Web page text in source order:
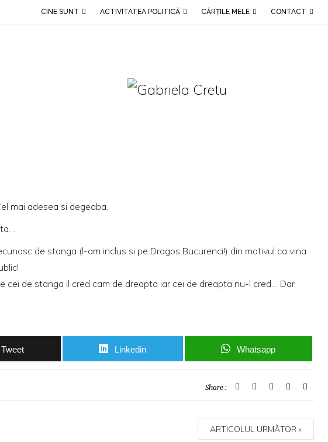
CINE SUNT ACTIVITATEA POLITICĂ CĂRȚILE MELE CONTACT
mai adesea si degeaba.
de stanga (l-am inclus si pe Dragos Bucurenci!) din motivul ca vina
cei de stanga il cred cam de dreapta iar cei de dreapta nu-l cred… Dar
Tweet Linkedin Whatsapp
Share :
ARTICOLUL URMĂTOR